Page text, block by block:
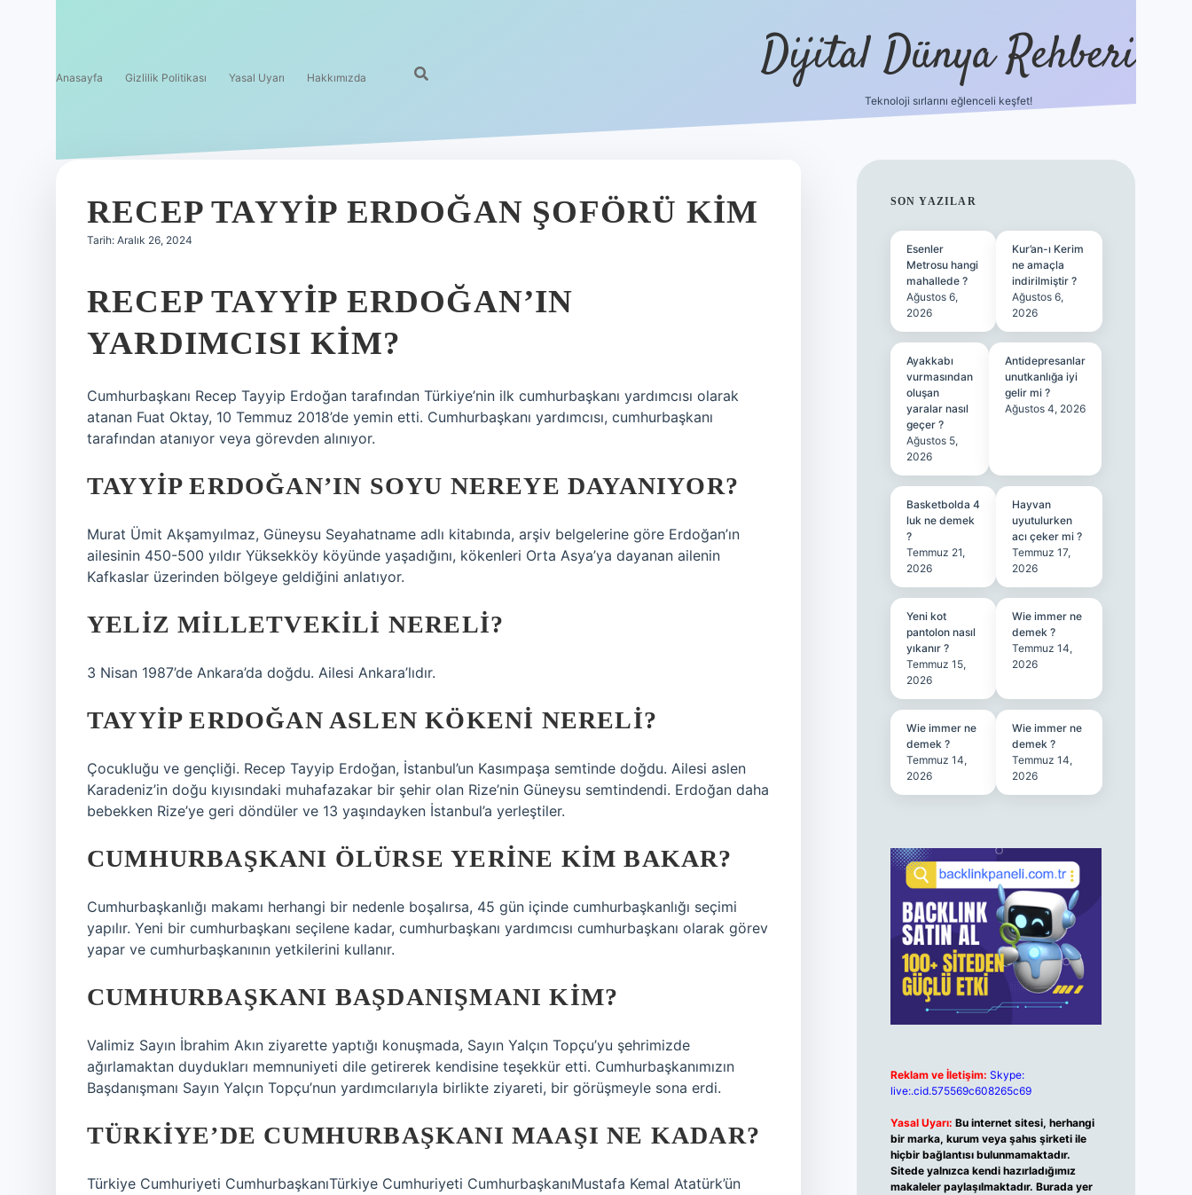
Anasayfa Gizlilik Politikası Yasal Uyarı Hakkımızda Dijital Dünya Rehberi
Teknoloji sırlarını eğlenceli keşfet!
RECEP TAYYIP ERDOĞAN ŞOFÖRÜ KIM
Tarih: Aralık 26, 2024
RECEP TAYYIP ERDOĞAN’IN
YARDIMCISI KIM?
Cumhurbaşkanı Recep Tayyip Erdoğan tarafından Türkiye’nin ilk cumhurbaşkanı yardımcısı olarak
atanan Fuat Oktay, 10 Temmuz 2018’de yemin etti. Cumhurbaşkanı yardımcısı, cumhurbaşkanı
tarafından atanıyor veya görevden alınıyor.
TAYYIP ERDOĞAN’IN SOYU NEREYE DAYANIYOR?
Murat Ümit Akşamyılmaz, Güneysu Seyahatname adlı kitabında, arşiv belgelerine göre Erdoğan’ın
ailesinin 450-500 yıldır Yüksekköy köyünde yaşadığını, kökenleri Orta Asya’ya dayanan ailenin
Kafkaslar üzerinden bölgeye geldiğini anlatıyor.
YELIZ MILLETVEKILI NERELI?
3 Nisan 1987’de Ankara’da doğdu. Ailesi Ankara’lıdır.
TAYYIP ERDOĞAN ASLEN KÖKENI NERELI?
Çocukluğu ve gençliği. Recep Tayyip Erdoğan, İstanbul’un Kasımpaşa semtinde doğdu. Ailesi aslen
Karadeniz’in doğu kıyısındaki muhafazakar bir şehir olan Rize’nin Güneysu semtindendi. Erdoğan daha
bebekken Rize’ye geri döndüler ve 13 yaşındayken İstanbul’a yerleştiler.
CUMHURBAŞKANI ÖLÜRSE YERINE KIM BAKAR?
Cumhurbaşkanlığı makamı herhangi bir nedenle boşalırsa, 45 gün içinde cumhurbaşkanlığı seçimi
yapılır. Yeni bir cumhurbaşkanı seçilene kadar, cumhurbaşkanı yardımcısı cumhurbaşkanı olarak görev
yapar ve cumhurbaşkanının yetkilerini kullanır.
CUMHURBAŞKANI BAŞDANIŞMANI KIM?
Valimiz Sayın İbrahim Akın ziyarette yaptığı konuşmada, Sayın Yalçın Topçu’yu şehrimizde
ağırlamaktan duydukları memnuniyeti dile getirerek kendisine teşekkür etti. Cumhurbaşkanımızın
Başdanışmanı Sayın Yalçın Topçu’nun yardımcılarıyla birlikte ziyareti, bir görüşmeyle sona erdi.
TÜRKIYE’DE CUMHURBAŞKANI MAAŞI NE KADAR?
Türkiye Cumhuriyeti CumhurbaşkanıTürkiye Cumhuriyeti CumhurbaşkanıMustafa Kemal Atatürk’ün
SIDEBAR
SON YAZILAR
Esenler
Metrosu hangi
mahallede ?
Ağustos 6,
2026
Kur’an-ı Kerim
ne amaçla
indirilmiştir ?
Ağustos 6,
2026
Ayakkabı
vurmasından
oluşan
yaralar nasıl
geçer ?
Ağustos 5,
2026
Antidepresanlar
unutkanlığa iyi
gelir mi ?
Ağustos 4, 2026
Basketbolda 4
luk ne demek
?
Temmuz 21,
2026
Hayvan
uyutulurken
acı çeker mi ?
Temmuz 17,
2026
Yeni kot
pantolon nasıl
yıkanır ?
Temmuz 15,
2026
Wie immer ne
demek ?
Temmuz 14,
2026
Wie immer ne
demek ?
Temmuz 14,
2026
Wie immer ne
demek ?
Temmuz 14,
2026
Reklam ve İletişim: Skype:
live:.cid.575569c608265c69
Yasal Uyarı: Bu internet sitesi, herhangi
bir marka, kurum veya şahıs şirketi ile
hiçbir bağlantısı bulunmamaktadır.
Sitede yalnızca kendi hazırladığımız
makaleler paylaşılmaktadır. Burada yer
tulipbet güncel giriş